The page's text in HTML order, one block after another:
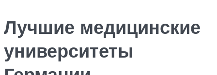
Лучшие медицинские
университеты